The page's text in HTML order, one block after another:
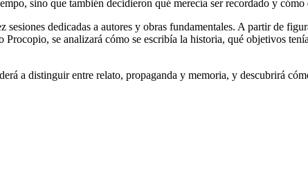
sino que también decidieron qué merecía ser recordado y cómo
dedicadas a autores y obras fundamentales. A partir de
se analizará cómo se escribía la historia, qué objetivos
a distinguir entre relato, propaganda y memoria, y descubrirá